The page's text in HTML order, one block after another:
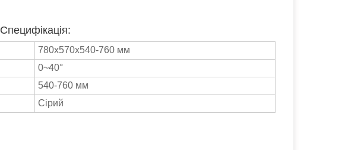
Специфікація:
780x570x540-760 мм
0~40°
540-760 мм
Сірий